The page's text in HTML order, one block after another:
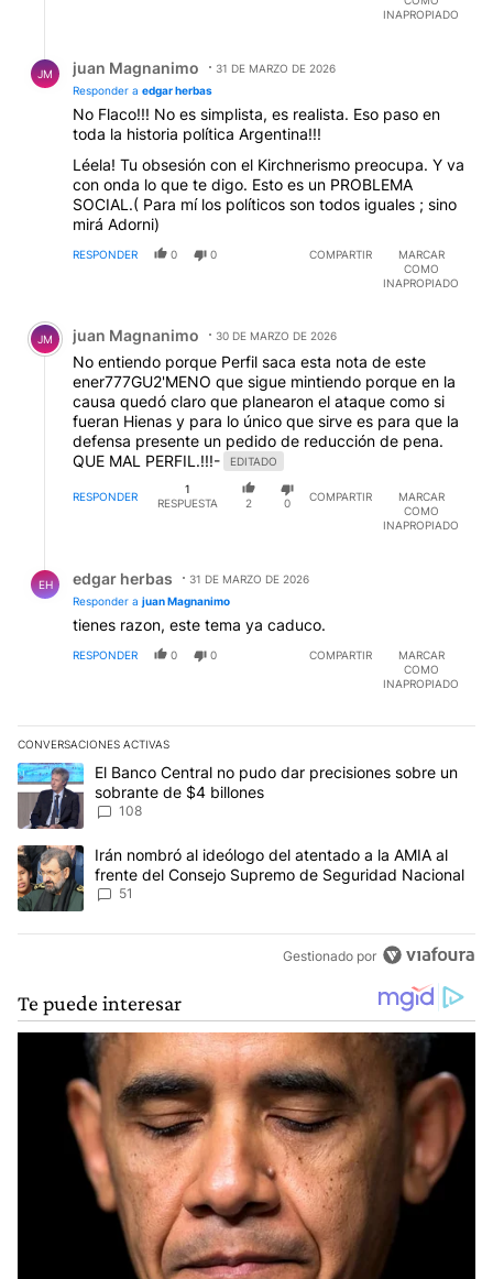
INAPROPIADO
JM juan Magnanimo
31 DE MARZO DE 2026
Responder a edgar herbas
No Flaco!!! No es simplista, es realista. Eso paso en
toda la historia política Argentina!!!
Léela! Tu obsesión con el Kirchnerismo preocupa. Y va
con onda lo que te digo. Esto es un PROBLEMA
SOCIAL.( Para mí los políticos son todos iguales ; sino
mirá Adorni)
RESPONDER 0 0 COMPARTIR
MARCAR
COMO
INAPROPIADO
Comentario de juan Magnanimo.
JM juan Magnanimo 30 DE MARZO DE 2026
No entiendo porque Perfil saca esta nota de este
ener777GU2'MENO que sigue mintiendo porque en la
causa quedó claro que planearon el ataque como si
fueran Hienas y para lo único que sirve es para que la
defensa presente un pedido de reducción de pena.
QUE MAL PERFIL.!!!-
EDITADO
RESPONDER
1
RESPUESTA
2 0
COMPARTIR
MARCAR
COMO
INAPROPIADO
EH edgar herbas
31 DE MARZO DE 2026
Responder a juan Magnanimo
tienes razon, este tema ya caduco.
RESPONDER 0 0 COMPARTIR
MARCAR
COMO
INAPROPIADO
CONVERSACIONES ACTIVAS
Este listado muestra los artículos con más comentarios en los
Un artículo de tendencia con el título "El Banco Central no pudo
El Banco Central no pudo dar precisiones sobre un
sobrante de $4 billones
108
Un artículo de tendencia con el título "Irán nombró al ideólogo
Irán nombró al ideólogo del atentado a la AMIA al
frente del Consejo Supremo de Seguridad Nacional
51
Gestionado por